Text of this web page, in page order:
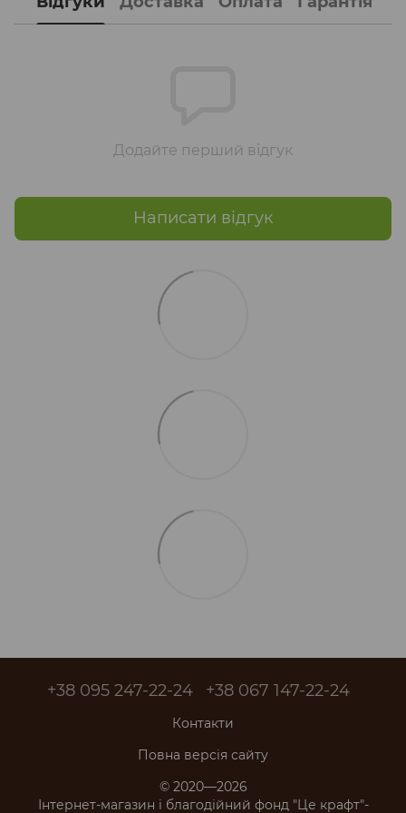
Додайте перший відгук
Написати відгук
+38 095 247-22-24 +38 067 147-22-24
Контакти
Повна версія сайту
© 2020—2026
Інтернет-магазин і благодійний фонд "Це крафт"-